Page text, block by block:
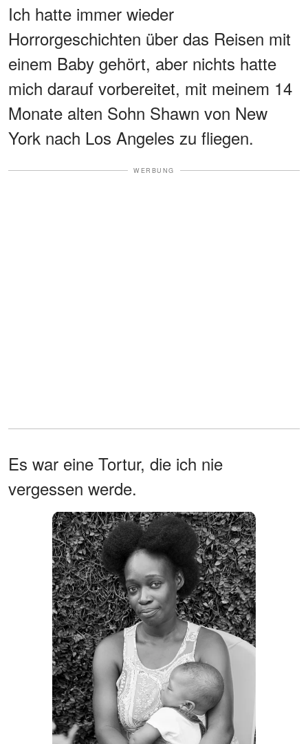
Ich hatte immer wieder
Horrorgeschichten über das Reisen mit
einem Baby gehört, aber nichts hatte
mich darauf vorbereitet, mit meinem 14
Monate alten Sohn Shawn von New
York nach Los Angeles zu fliegen.
WERBUNG
Es war eine Tortur, die ich nie
vergessen werde.